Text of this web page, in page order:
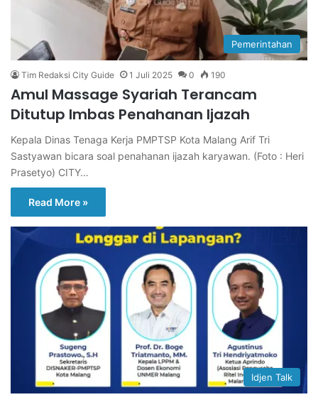
Pemerintahan
Tim Redaksi City Guide 1 Juli 2025 0 190
Amul Massage Syariah Terancam
Ditutup Imbas Penahanan Ijazah
Kepala Dinas Tenaga Kerja PMPTSP Kota Malang Arif Tri
Sastyawan bicara soal penahanan ijazah karyawan. (Foto : Heri
Prasetyo) CITY…
Read More »
Idjen Talk